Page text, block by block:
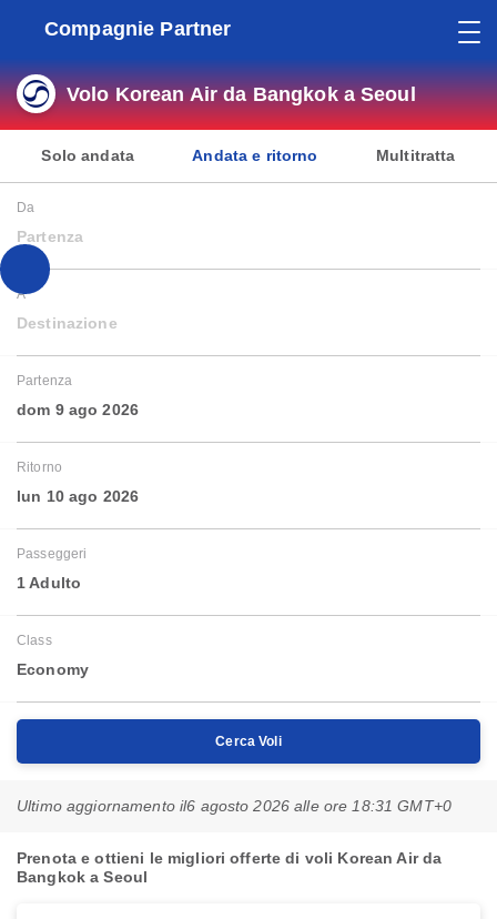
Compagnie Partner
Volo Korean Air da Bangkok a Seoul
Solo andata Andata e ritorno Multitratta
Da
Partenza
A
Destinazione
Partenza
dom 9 ago 2026
Ritorno
lun 10 ago 2026
Passeggeri
1 Adulto
Class
Economy
Cerca Voli
Ultimo aggiornamento il6 agosto 2026 alle ore 18:31 GMT+0
Prenota e ottieni le migliori offerte di voli Korean Air da
Bangkok a Seoul